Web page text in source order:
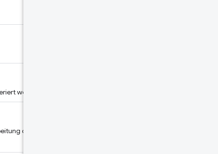
werden kann.
des Artikels. Wird